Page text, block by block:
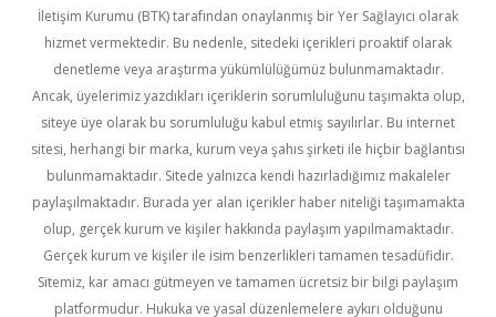
İletişim Kurumu (BTK) tarafından onaylanmış bir Yer Sağlayıcı olarak
hizmet vermektedir. Bu nedenle, sitedeki içerikleri proaktif olarak
denetleme veya araştırma yükümlülüğümüz bulunmamaktadır.
Ancak, üyelerimiz yazdıkları içeriklerin sorumluluğunu taşımakta olup,
siteye üye olarak bu sorumluluğu kabul etmiş sayılırlar. Bu internet
sitesi, herhangi bir marka, kurum veya şahıs şirketi ile hiçbir bağlantısı
bulunmamaktadır. Sitede yalnızca kendi hazırladığımız makaleler
paylaşılmaktadır. Burada yer alan içerikler haber niteliği taşımamakta
olup, gerçek kurum ve kişiler hakkında paylaşım yapılmamaktadır.
Gerçek kurum ve kişiler ile isim benzerlikleri tamamen tesadüfidir.
Sitemiz, kar amacı gütmeyen ve tamamen ücretsiz bir bilgi paylaşım
platformudur. Hukuka ve yasal düzenlemelere aykırı olduğunu